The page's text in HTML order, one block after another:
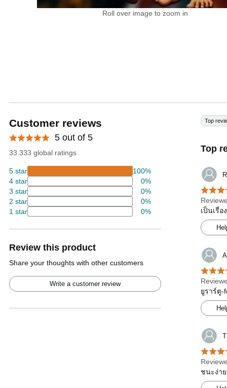
Roll over image to zoom in
Customer reviews
5 out of 5
33.333 global ratings
5 star
100%
4 star
0%
3 star
0%
2 star
0%
1 star
0%
Review this product
Share your thoughts with other customers
Write a customer review
Top
Top
เป็นเรื่
ยูราร์ตู-
ชนะง่า